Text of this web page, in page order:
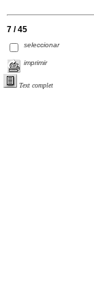
7 / 45
seleccionar
imprimir
Text complet